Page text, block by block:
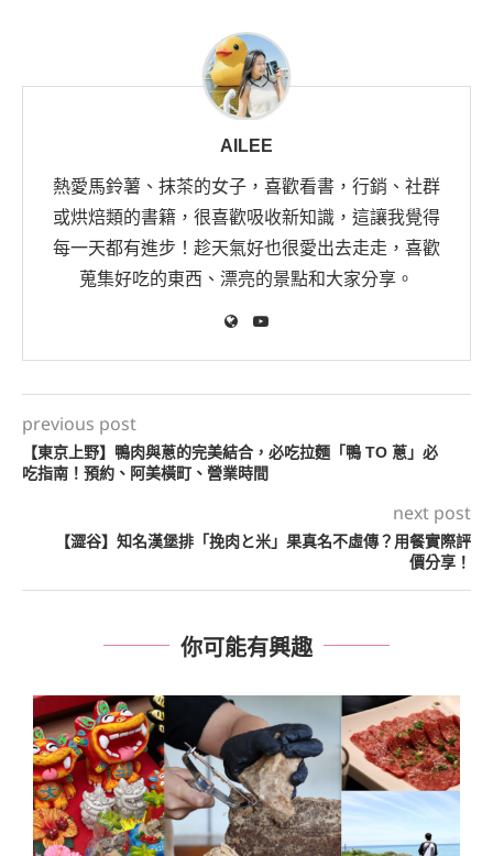
AILEE
熱愛馬鈴薯、抹茶的女子，喜歡看書，行銷、社群
或烘焙類的書籍，很喜歡吸收新知識，這讓我覺得
每一天都有進步！趁天氣好也很愛出去走走，喜歡
蒐集好吃的東西、漂亮的景點和大家分享。
previous post
【東京上野】鴨肉與蔥的完美結合，必吃拉麵「鴨 TO 蔥」必
吃指南！預約、阿美橫町、營業時間
next post
【澀谷】知名漢堡排「挽肉と米」果真名不虛傳？用餐實際評
價分享！
你可能有興趣